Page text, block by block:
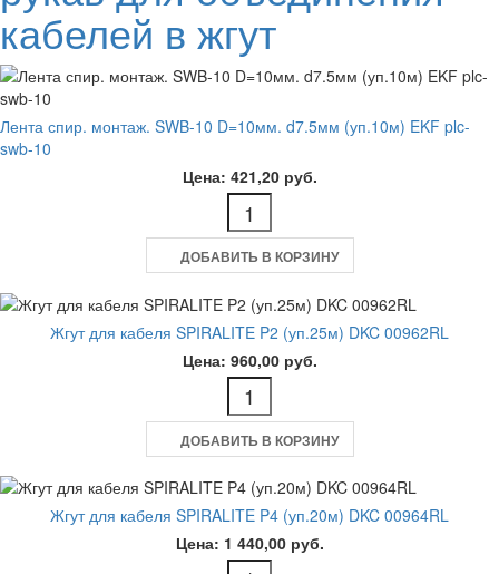
кабелей в жгут
Лента спир. монтаж. SWB-10 D=10мм. d7.5мм (уп.10м) EKF plc-
swb-10
Цена: 421,20 руб.
ДОБАВИТЬ В КОРЗИНУ
Жгут для кабеля SPIRALITE P2 (уп.25м) DKC 00962RL
Цена: 960,00 руб.
ДОБАВИТЬ В КОРЗИНУ
Жгут для кабеля SPIRALITE P4 (уп.20м) DKC 00964RL
Цена: 1 440,00 руб.